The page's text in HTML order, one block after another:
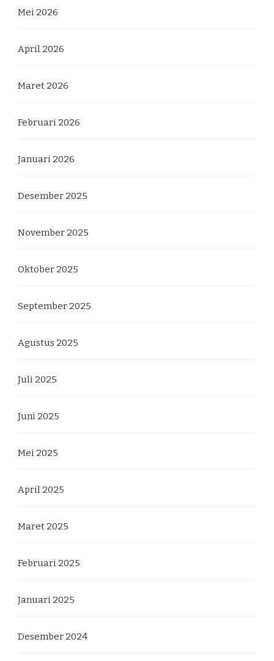
Mei 2026
April 2026
Maret 2026
Februari 2026
Januari 2026
Desember 2025
November 2025
Oktober 2025
September 2025
Agustus 2025
Juli 2025
Juni 2025
Mei 2025
April 2025
Maret 2025
Februari 2025
Januari 2025
Desember 2024